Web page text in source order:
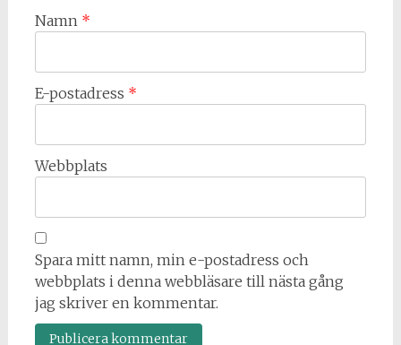
Namn *
E-postadress *
Webbplats
Spara mitt namn, min e-postadress och
webbplats i denna webbläsare till nästa gång
jag skriver en kommentar.